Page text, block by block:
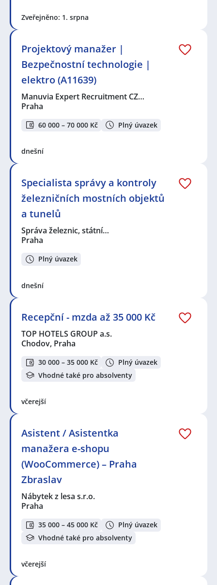
Zveřejněno: 1. srpna
Projektový manažer |
Bezpečnostní technologie |
elektro (A11639)
Manuvia Expert Recruitment CZ…
Praha
60 000 – 70 000 Kč Plný úvazek
dnešní
Specialista správy a kontroly
železničních mostních objektů
a tunelů
Správa železnic, státní…
Praha
Plný úvazek
dnešní
Recepční - mzda až 35 000 Kč
TOP HOTELS GROUP a.s.
Chodov, Praha
30 000 – 35 000 Kč
Plný úvazek
Vhodné také pro absolventy
včerejší
Asistent / Asistentka
manažera e-shopu
(WooCommerce) – Praha
Zbraslav
Nábytek z lesa s.r.o.
Praha
35 000 – 45 000 Kč
Plný úvazek
Vhodné také pro absolventy
včerejší